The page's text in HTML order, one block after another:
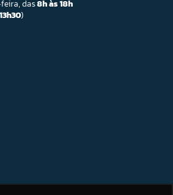
das8h às 18h
)